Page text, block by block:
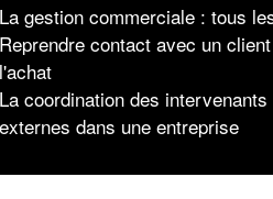
La gestion commerciale : tous
Reprendre contact avec un
l'achat
La coordination des
externes dans une entreprise